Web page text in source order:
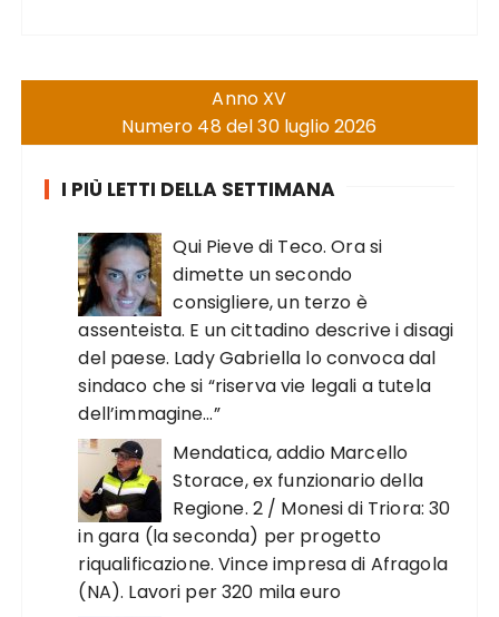
Anno XV
Numero 48 del 30 luglio 2026
I PIÙ LETTI DELLA SETTIMANA
Qui Pieve di Teco. Ora si
dimette un secondo
consigliere, un terzo è
assenteista. E un cittadino descrive i disagi
del paese. Lady Gabriella lo convoca dal
sindaco che si “riserva vie legali a tutela
dell’immagine…”
Mendatica, addio Marcello
Storace, ex funzionario della
Regione. 2 / Monesi di Triora: 30
in gara (la seconda) per progetto
riqualificazione. Vince impresa di Afragola
(NA). Lavori per 320 mila euro